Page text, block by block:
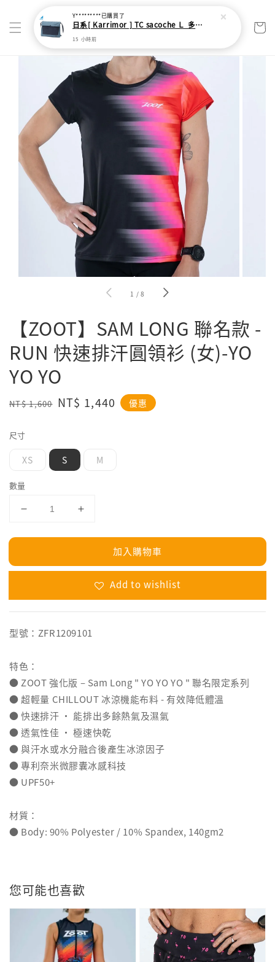
1 /8
【ZOOT】SAM LONG 聯名款 -
RUN 快速排汗圓領衫 (女)-YO
YO YO
Regular
NT$ 1,600 Sale
NT$ 1,440 優惠
尺寸
XS S M
數量
加入購物車
Add to wishlist
型號：ZFR1209101
特色：
● ZOOT 強化版 – Sam Long " YO YO YO " 聯名限定系列
● 超輕量 CHILLOUT 冰涼機能布料 - 有效降低體溫
● 快速排汗 ‧ 能排出多餘熱氣及濕氣
● 透氣性佳 ‧ 極速快乾
● 與汗水或水分融合後產生冰涼因子
● 專利奈米微膠囊冰感科技
● UPF50+
材質：
● Body: 90% Polyester / 10% Spandex, 140gm2
您可能也喜歡
Y*********已購買了
日系[ Karrimor ] TC sacoche Ｌ 多功能輕旅收納袋
15 小時前